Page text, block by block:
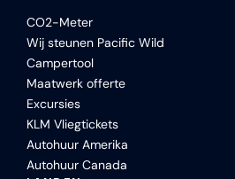
CO2-Meter
Wij steunen Pacific Wild
Campertool
Maatwerk offerte
Excursies
KLM Vliegtickets
Autohuur Amerika
Autohuur Canada